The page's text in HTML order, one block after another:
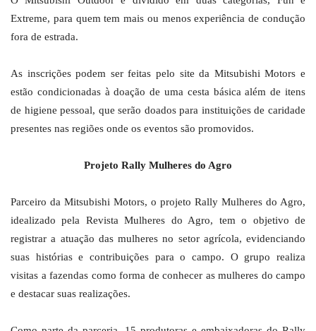
Extreme, para quem tem mais ou menos experiência de condução
fora de estrada.
As inscrições podem ser feitas pelo site da Mitsubishi Motors e
estão condicionadas à doação de uma cesta básica além de itens
de higiene pessoal, que serão doados para instituições de caridade
presentes nas regiões onde os eventos são promovidos.
Projeto Rally Mulheres do Agro
Parceiro da Mitsubishi Motors, o projeto Rally Mulheres do Agro,
idealizado pela Revista Mulheres do Agro, tem o objetivo de
registrar a atuação das mulheres no setor agrícola, evidenciando
suas histórias e contribuições para o campo. O grupo realiza
visitas a fazendas como forma de conhecer as mulheres do campo
e destacar suas realizações.